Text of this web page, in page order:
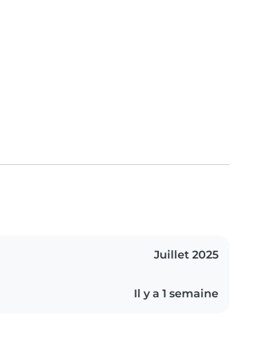
Juillet 2025
Il y a 1 semaine